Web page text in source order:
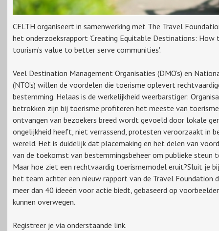
CELTH organiseert in samenwerking met The Travel
het onderzoeksrapport 'Creating Equitable Destinations: How
tourism’s value to better serve communities'.
Veel Destination Management Organisaties (DMO’s) en
(NTO’s) willen de voordelen die toerisme oplevert
bestemming. Helaas is de werkelijkheid weerbarstiger:
betrokken zijn bij toerisme profiteren het meeste van
ontvangen van bezoekers breed wordt gevoeld door lokale
ongelijkheid heeft, niet verrassend, protesten veroorzaakt in
wereld. Het is duidelijk dat placemaking en het delen van
van de toekomst van bestemmingsbeheer om publieke steun
Maar hoe ziet een rechtvaardig toerismemodel eruit?Sluit je
het team achter een nieuw rapport van de Travel Foundation
meer dan 40 ideeën voor actie biedt, gebaseerd op
kunnen overwegen.
Registreer je via onderstaande link.